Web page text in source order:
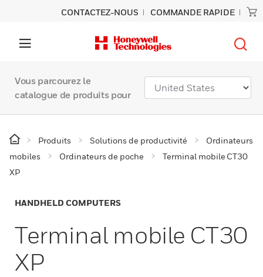
CONTACTEZ-NOUS COMMANDE RAPIDE
Vous parcourez le
catalogue de produits pour
Produits Solutions de productivité
Ordinateurs
mobiles
Ordinateurs de poche
Terminal mobile CT30
XP
HANDHELD COMPUTERS
Terminal mobile CT30
XP